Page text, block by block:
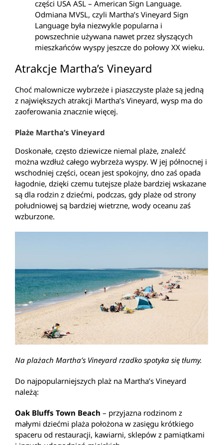
części USA ASL – American Sign Language.
Odmiana MVSL, czyli Martha’s Vineyard Sign
Language była niezwykle popularna i
powszechnie używana nawet przez słyszących
mieszkańców wyspy jeszcze do połowy XX wieku.
Atrakcje Martha’s Vineyard
Choć malownicze wybrzeże i piaszczyste plaże są jedną
z największych atrakcji Martha’s Vineyard, wysp ma do
zaoferowania znacznie więcej.
Plaże Martha’s Vineyard
Doskonałe, często dziewicze niemal plaże, znaleźć
można wzdłuż całego wybrzeża wyspy. W jej północnej i
wschodniej części, ocean jest spokojny, dno zaś opada
łagodnie, dzięki czemu tutejsze plaże bardziej wskazane
są dla rodzin z dziećmi, podczas, gdy plaże od strony
południowej są bardziej wietrzne, wody oceanu zaś
wzburzone.
Na plażach Martha’s Vineyard rzadko spotyka się tłumy.
Do najpopularniejszych plaż na Martha’s Vineyard
należą:
Oak Bluffs Town Beach – przyjazna rodzinom z
małymi dziećmi plaża położona w zasięgu krótkiego
spaceru od restauracji, kawiarni, sklepów z pamiątkami